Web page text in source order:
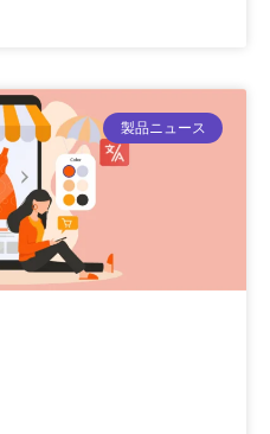
製品ニュース